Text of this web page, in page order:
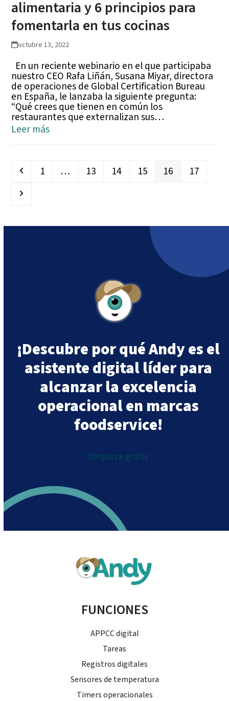
alimentaria y 6 principios para
fomentarla en tus cocinas
octubre 13, 2022
En un reciente webinario en el que participaba
nuestro CEO Rafa Liñán, Susana Miyar, directora
de operaciones de Global Certification Bureau
en España, le lanzaba la siguiente pregunta:
“Qué crees que tienen en común los
restaurantes que externalizan sus…
Leer más
Anterior
Page
1 … Page
13 Page
14 Page
15 Page
16 Page
17
¡Descubre por qué Andy es el
asistente digital líder para
alcanzar la excelencia
operacional en marcas
foodservice!
Empieza gratis
FUNCIONES
APPCC digital
Tareas
Registros digitales
Sensores de temperatura
Timers operacionales